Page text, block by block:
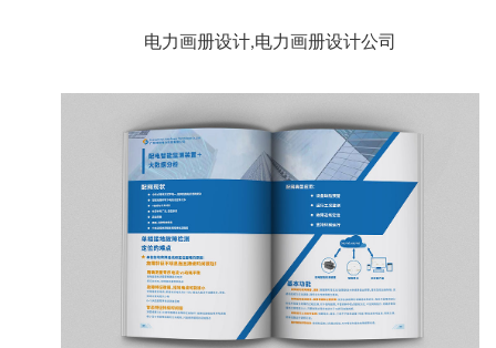
电力画册设计,电力画册设计公司